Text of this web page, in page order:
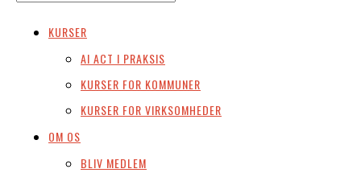
KURSER
AI ACT I PRAKSIS
KURSER FOR KOMMUNER
KURSER FOR VIRKSOMHEDER
OM OS
BLIV MEDLEM